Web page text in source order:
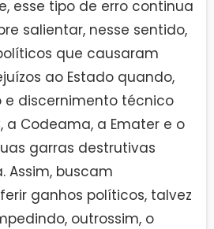
esse tipo de erro continua
salientar, nesse sentido,
que causaram
ao Estado quando,
e discernimento técnico
a Codeama, a Emater e o
garras destrutivas
Assim, buscam
ganhos políticos, talvez
outrossim, o